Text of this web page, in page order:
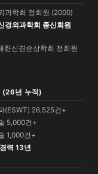
과학회 정회원 (2000)
경외과학회 종신회원
한신경손상학회 정회원
(26년 누적)
(ESWT) 26,525건+
5,000건+
1,000건+
력 13년